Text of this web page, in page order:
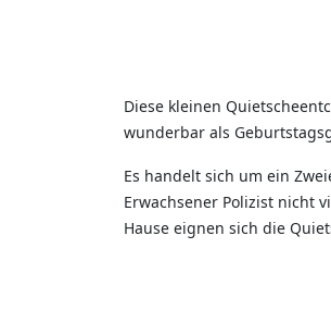
Diese kleinen
wunderbar als
Es handelt sich um ein
Erwachsener Polizist nicht
Hause eignen sich die